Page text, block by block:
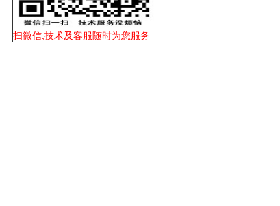
扫微信,技术及客服随时为您服务